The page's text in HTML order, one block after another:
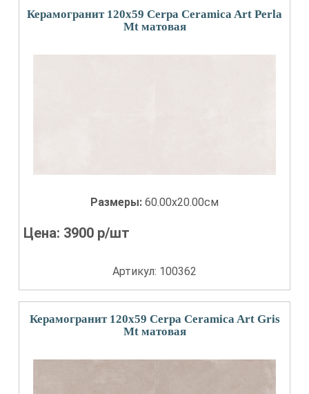
Керамогранит 120x59 Cerpa Ceramica Art Perla
Mt матовая
Размеры: 60.00x20.00см
Цена: 3900 р/шт
Артикул: 100362
Керамогранит 120x59 Cerpa Ceramica Art Gris
Mt матовая